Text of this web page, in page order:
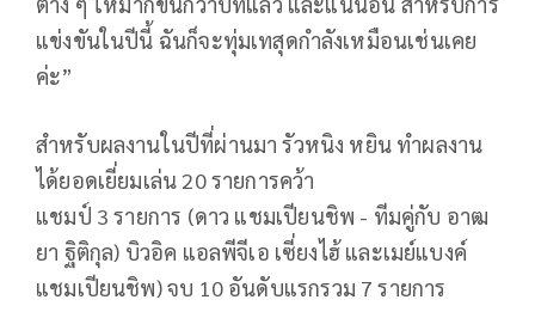
แข่งขันในปีนี้ ฉันก็จะทุ่มเทสุดกำลังเหมือนเช่นเคย
ค่ะ”
สำหรับผลงานในปีที่ผ่านมา รัวหนิง หยิน ทำผลงาน
ได้ยอดเยี่ยมเล่น 20รายการคว้า
แชมป์ 3รายการ (ดาว แชมเปียนชิพ - ทีมคู่กับ อาฒ
ยา ฐิติกุล) บิวอิค แอลพีจีเอ เซี่ยงไฮ้ และเมย์แบงค์
แชมเปียนชิพ)จบ 10อันดับแรกรวม 7รายการ